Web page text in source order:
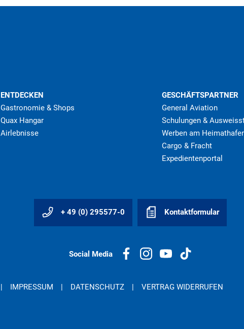
ENTDECKEN
Gastronomie & Shops
Quax Hangar
Airlebnisse
GESCHÄFTSPARTNER
General Aviation
Schulungen &
Werben am
Cargo & Fracht
Expedientenportal
+ 49 (0) 295577-0 Kontaktformular
Social Media
IMPRESSUM DATENSCHUTZ VERTRAG WIDERRUFEN